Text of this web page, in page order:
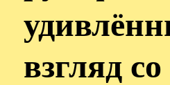
взгляд со